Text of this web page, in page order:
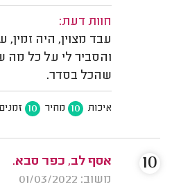
חוות דעת:
עבד מצוין, היה זמין,
והסביר לי על כל מה
שהכל בסדר.
איכות 10 מחיר 10 זמנים
אסף לב, כפר סבא.
משוב: 01/03/2022
10